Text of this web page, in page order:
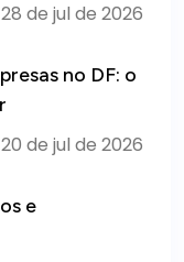
28 de jul de 2026
no DF: o
20 de jul de 2026
e